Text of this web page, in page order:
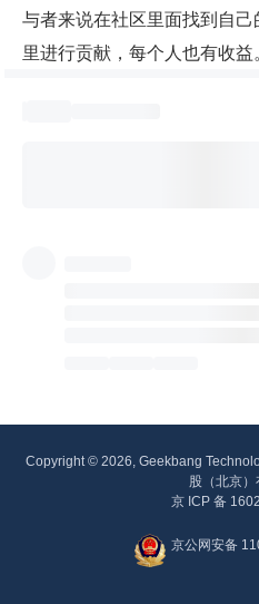
与者来说在社区里面找到自
里进行贡献，每个人也有收益。
Copyright © 2026, Geekbang
股（北京）
京 ICP 备
京公网安备